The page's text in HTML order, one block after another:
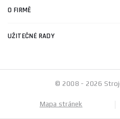
O FIRMĚ
UŽITEČNÉ RADY
© 2008 - 2026
Mapa stránek